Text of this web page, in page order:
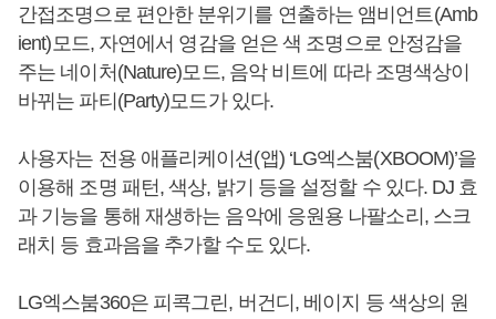
간접조명으로 편안한 분위기를 연출하는 앰비언트(Amb
ient)모드, 자연에서 영감을 얻은 색 조명으로 안정감을
주는 네이처(Nature)모드, 음악 비트에 따라 조명색상이
바뀌는 파티(Party)모드가 있다.
사용자는 전용 애플리케이션(앱) ‘LG엑스붐(XBOOM)’을
이용해 조명 패턴, 색상, 밝기 등을 설정할 수 있다. DJ 효
과 기능을 통해 재생하는 음악에 응원용 나팔소리, 스크
래치 등 효과음을 추가할 수도 있다.
LG엑스붐360은 피콕그린, 버건디, 베이지 등 색상의 원